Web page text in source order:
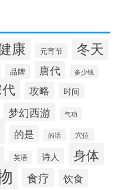
康 元宵节 冬天
品牌 唐代 多少钱
攻略 时间
梦幻西游 气功
的是 的话 穴位
英语 诗人 身体
食疗 饮食